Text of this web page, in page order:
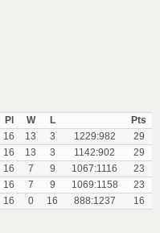
Pl W L
Pts
16 13 3 1229:982
29
16 13 3 1142:902
29
16 7 9 1067:1116
23
16 7 9 1069:1158
23
16 0 16 888:1237 16